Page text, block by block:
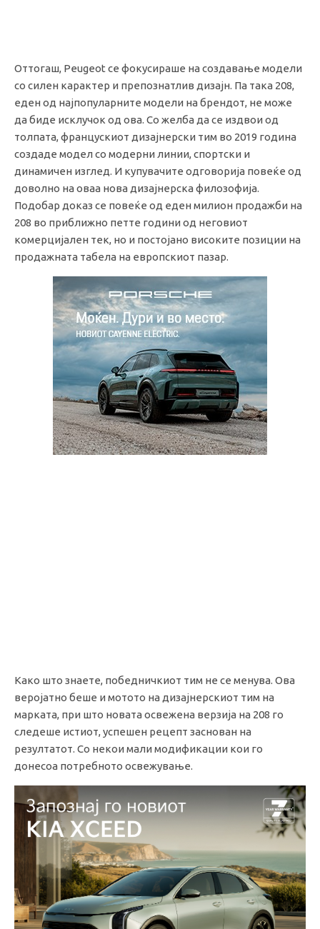
Оттогаш, Peugeot се фокусираше на создавање модели
со силен карактер и препознатлив дизајн. Па така 208,
еден од најпопуларните модели на брендот, не може
да биде исклучок од ова. Со желба да се издвои од
толпата, францускиот дизајнерски тим во 2019 година
создаде модел со модерни линии, спортски и
динамичен изглед. И купувачите одговорија повеќе од
доволно на оваа нова дизајнерска филозофија.
Подобар доказ се повеќе од еден милион продажби на
208 во приближно петте години од неговиот
комерцијален тек, но и постојано високите позиции на
продажната табела на европскиот пазар.
Како што знаете, победничкиот тим не се менува. Ова
веројатно беше и мотото на дизајнерскиот тим на
марката, при што новата освежена верзија на 208 го
следеше истиот, успешен рецепт заснован на
резултатот. Со некои мали модификации кои го
донесоа потребното освежување.